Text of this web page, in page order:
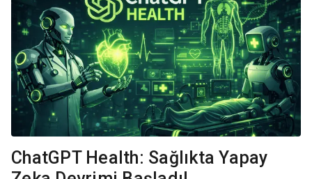
ChatGPT Health: Sağlıkta Yapay